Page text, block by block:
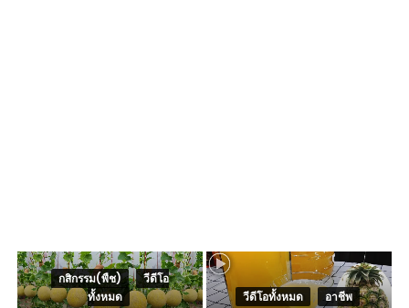
กสิกรรม(พืช) , วีดีโอ
ทั้งหมด
วีดีโอทั้งหมด , อาชีพ